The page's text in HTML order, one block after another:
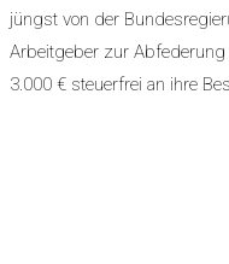
jüngst von der
Arbeitgeber zur
3.000 € steuerfrei an ihre